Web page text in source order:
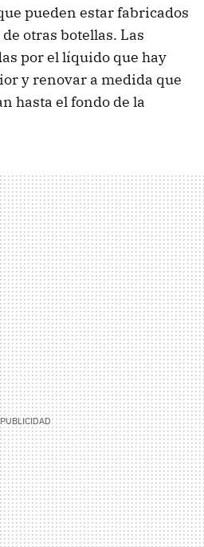
pueden estar fabricados
otras botellas. Las
por el líquido que hay
y renovar a medida que
hasta el fondo de la